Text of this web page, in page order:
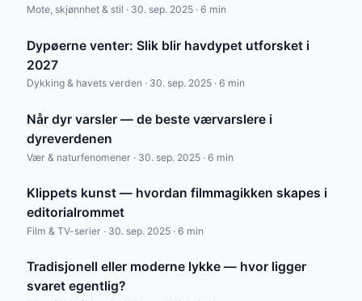
Mote, skjønnhet & stil · 30. sep. 2025 · 6 min
Dypøerne venter: Slik blir havdypet utforsket i
2027
Dykking & havets verden · 30. sep. 2025 · 6 min
Når dyr varsler — de beste værvarslere i
dyreverdenen
Vær & naturfenomener · 30. sep. 2025 · 6 min
Klippets kunst — hvordan filmmagikken skapes i
editorialrommet
Film & TV-serier · 30. sep. 2025 · 6 min
Tradisjonell eller moderne lykke — hvor ligger
svaret egentlig?